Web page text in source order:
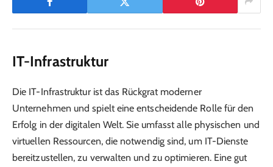
IT-Infrastruktur
Die IT-Infrastruktur ist das Rückgrat moderner
Unternehmen und spielt eine entscheidende Rolle für den
Erfolg in der digitalen Welt. Sie umfasst alle physischen und
virtuellen Ressourcen, die notwendig sind, um IT-Dienste
bereitzustellen, zu verwalten und zu optimieren. Eine gut